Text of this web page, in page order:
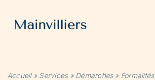
contenu
Accueil» Services» Démarches» Formalités